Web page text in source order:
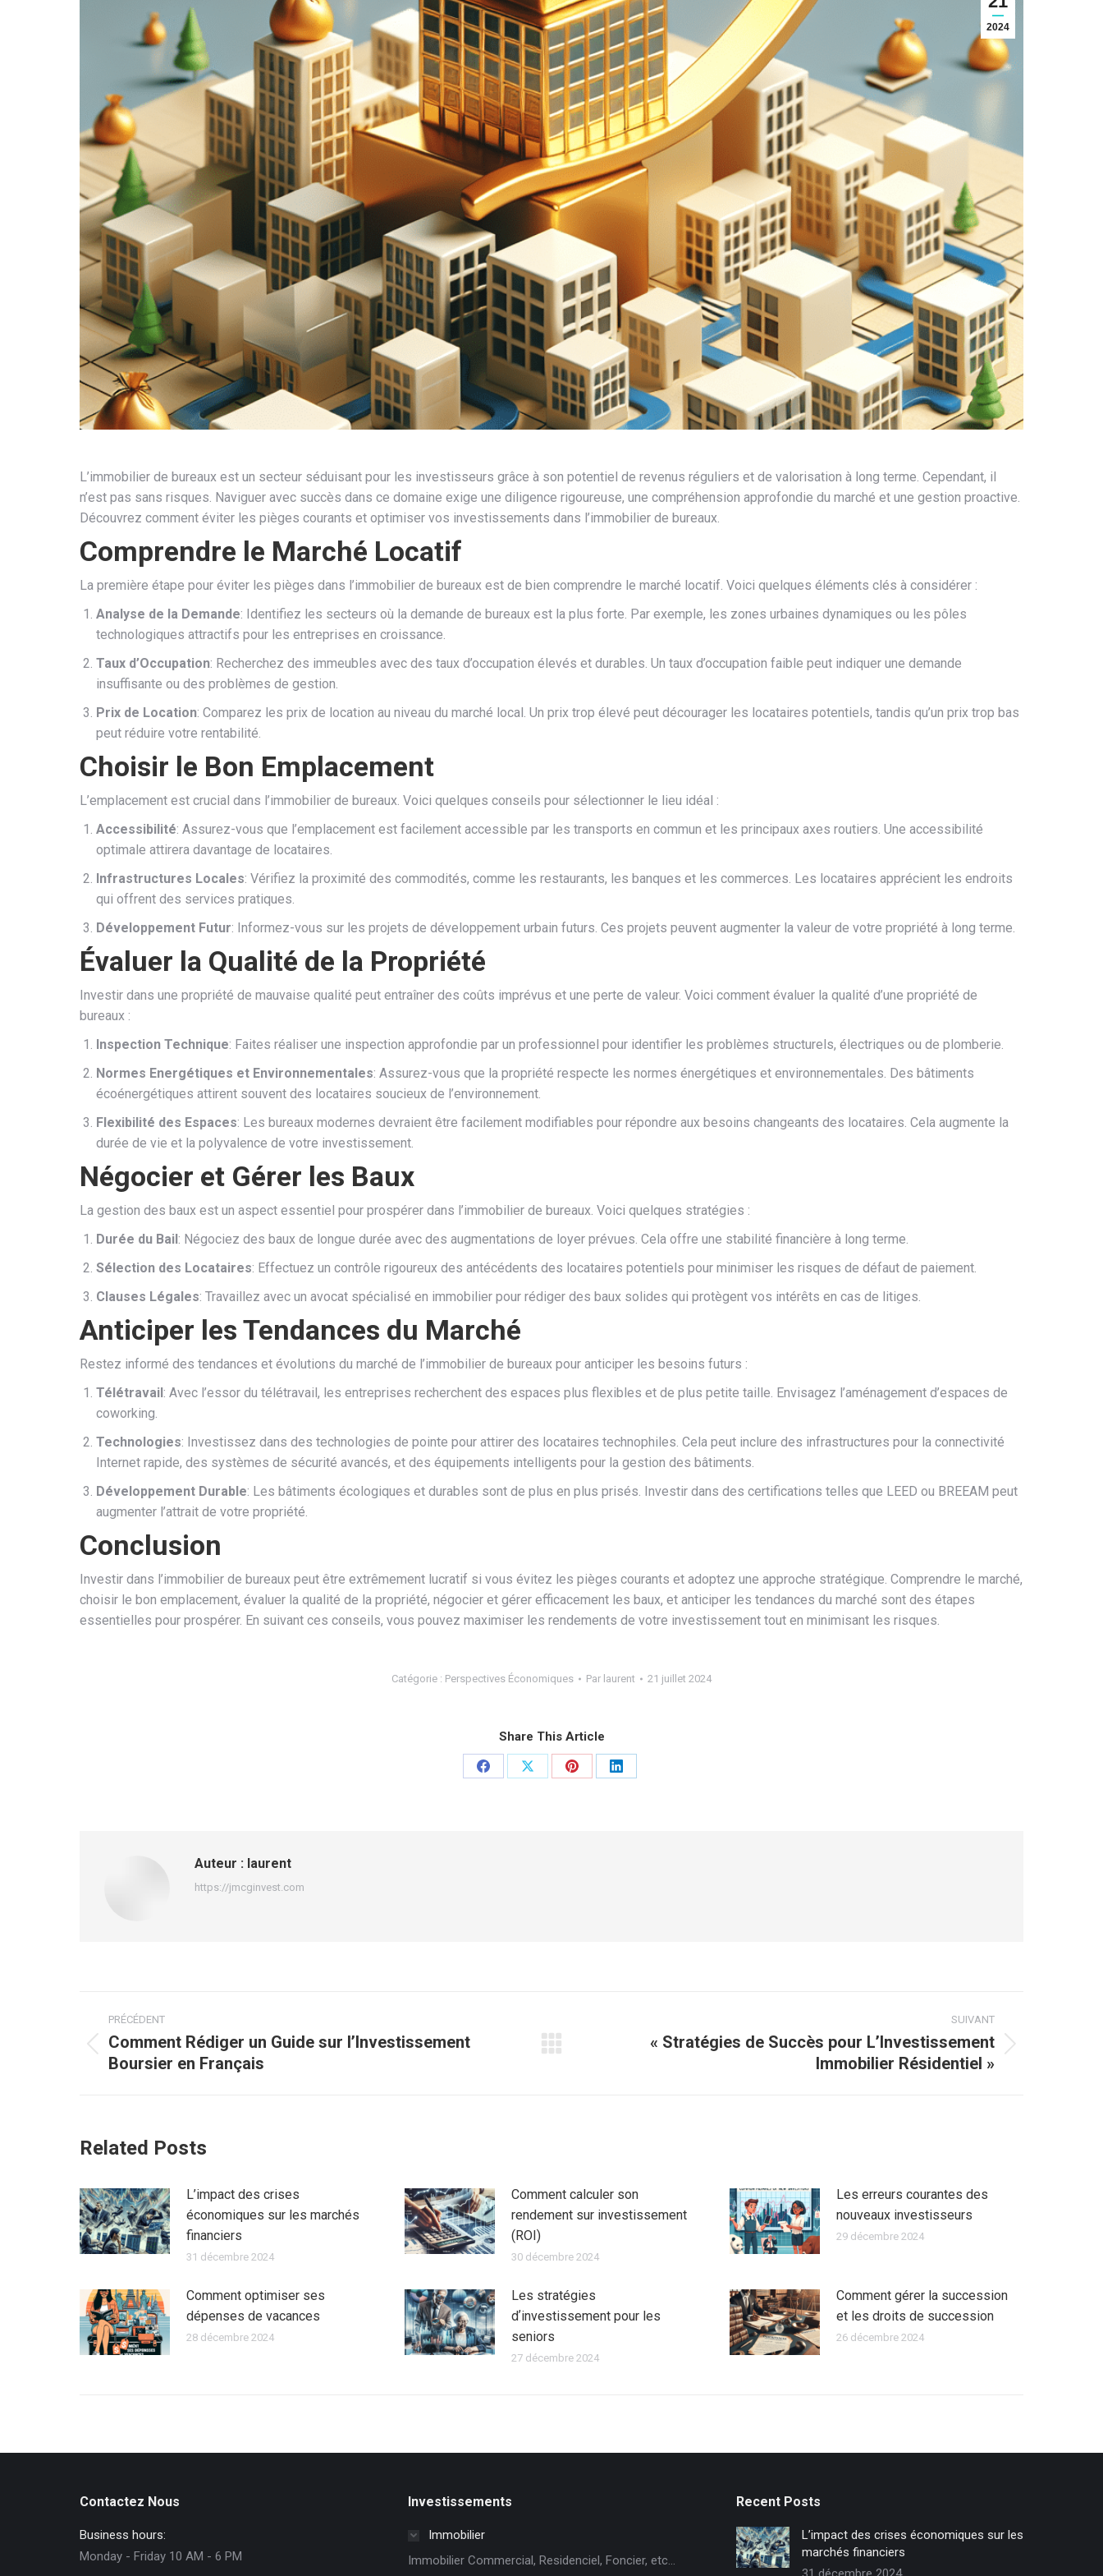
2024
L’immobilier de bureaux est un secteur séduisant pour les investisseurs grâce à son potentiel de revenus réguliers et de valorisation à long terme. Cependant, il
n’est pas sans risques. Naviguer avec succès dans ce domaine exige une diligence rigoureuse, une compréhension approfondie du marché et une gestion proactive.
Découvrez comment éviter les pièges courants et optimiser vos investissements dans l’immobilier de bureaux.
Comprendre le Marché Locatif
La première étape pour éviter les pièges dans l’immobilier de bureaux est de bien comprendre le marché locatif. Voici quelques éléments clés à considérer :
Analyse de la Demande: Identifiez les secteurs où la demande de bureaux est la plus forte. Par exemple, les zones urbaines dynamiques ou les pôles
technologiques attractifs pour les entreprises en croissance.
Taux d’Occupation: Recherchez des immeubles avec des taux d’occupation élevés et durables. Un taux d’occupation faible peut indiquer une demande
insuffisante ou des problèmes de gestion.
Prix de Location: Comparez les prix de location au niveau du marché local. Un prix trop élevé peut décourager les locataires potentiels, tandis qu’un prix trop bas
peut réduire votre rentabilité.
Choisir le Bon Emplacement
L’emplacement est crucial dans l’immobilier de bureaux. Voici quelques conseils pour sélectionner le lieu idéal :
Accessibilité: Assurez-vous que l’emplacement est facilement accessible par les transports en commun et les principaux axes routiers. Une accessibilité
optimale attirera davantage de locataires.
Infrastructures Locales: Vérifiez la proximité des commodités, comme les restaurants, les banques et les commerces. Les locataires apprécient les endroits
qui offrent des services pratiques.
Développement Futur: Informez-vous sur les projets de développement urbain futurs. Ces projets peuvent augmenter la valeur de votre propriété à long terme.
Évaluer la Qualité de la Propriété
Investir dans une propriété de mauvaise qualité peut entraîner des coûts imprévus et une perte de valeur. Voici comment évaluer la qualité d’une propriété de
bureaux :
Inspection Technique: Faites réaliser une inspection approfondie par un professionnel pour identifier les problèmes structurels, électriques ou de plomberie.
Normes Energétiques et Environnementales: Assurez-vous que la propriété respecte les normes énergétiques et environnementales. Des bâtiments
écoénergétiques attirent souvent des locataires soucieux de l’environnement.
Flexibilité des Espaces: Les bureaux modernes devraient être facilement modifiables pour répondre aux besoins changeants des locataires. Cela augmente la
durée de vie et la polyvalence de votre investissement.
Négocier et Gérer les Baux
La gestion des baux est un aspect essentiel pour prospérer dans l’immobilier de bureaux. Voici quelques stratégies :
Durée du Bail: Négociez des baux de longue durée avec des augmentations de loyer prévues. Cela offre une stabilité financière à long terme.
Sélection des Locataires: Effectuez un contrôle rigoureux des antécédents des locataires potentiels pour minimiser les risques de défaut de paiement.
Clauses Légales: Travaillez avec un avocat spécialisé en immobilier pour rédiger des baux solides qui protègent vos intérêts en cas de litiges.
Anticiper les Tendances du Marché
Restez informé des tendances et évolutions du marché de l’immobilier de bureaux pour anticiper les besoins futurs :
Télétravail: Avec l’essor du télétravail, les entreprises recherchent des espaces plus flexibles et de plus petite taille. Envisagez l’aménagement d’espaces de
coworking.
Technologies: Investissez dans des technologies de pointe pour attirer des locataires technophiles. Cela peut inclure des infrastructures pour la connectivité
Internet rapide, des systèmes de sécurité avancés, et des équipements intelligents pour la gestion des bâtiments.
Développement Durable: Les bâtiments écologiques et durables sont de plus en plus prisés. Investir dans des certifications telles que LEED ou BREEAM peut
augmenter l’attrait de votre propriété.
Conclusion
Investir dans l’immobilier de bureaux peut être extrêmement lucratif si vous évitez les pièges courants et adoptez une approche stratégique. Comprendre le marché,
choisir le bon emplacement, évaluer la qualité de la propriété, négocier et gérer efficacement les baux, et anticiper les tendances du marché sont des étapes
essentielles pour prospérer. En suivant ces conseils, vous pouvez maximiser les rendements de votre investissement tout en minimisant les risques.
Catégorie : Perspectives Économiques Par laurent 21 juillet 2024
Share This Article
PartagerPartagerPartagerPartager
Auteur : laurent
https://jmcginvest.com
Navigation
article
PRÉCÉDENT
Article
précédent
Comment Rédiger un Guide sur l’Investissement
Boursier en Français
SUIVANT
« Stratégies de Succès pour L’Investissement
Immobilier Résidentiel »
Related Posts
L’impact des crises
économiques sur les marchés
financiers
31 décembre 2024
Comment calculer son
rendement sur investissement
(ROI)
30 décembre 2024
Les erreurs courantes des
nouveaux investisseurs
29 décembre 2024
Comment optimiser ses
dépenses de vacances
28 décembre 2024
Les stratégies
dʼinvestissement pour les
seniors
27 décembre 2024
Comment gérer la succession
et les droits de succession
26 décembre 2024
Contactez Nous
Business hours:
Monday - Friday 10 AM - 6 PM
Investissements
Immobilier
Immobilier Commercial, Residenciel, Foncier, etc...
Recent Posts
L’impact des crises économiques sur les
marchés financiers